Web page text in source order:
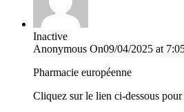
Inactive
Anonymous On09/04/2025 at
Pharmacie européenne
Cliquez sur le lien ci-dessous